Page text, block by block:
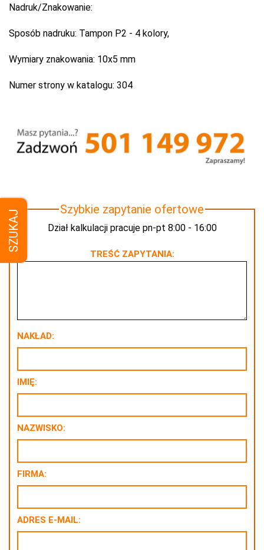
SZUKAJ
Nadruk/Znakowanie:
Sposób nadruku: Tampon P2 - 4 kolory,
Wymiary znakowania: 10x5 mm
Numer strony w katalogu: 304
Szybkie zapytanie ofertowe
Dział kalkulacji pracuje pn-pt 8:00 - 16:00
TREŚĆ ZAPYTANIA:
NAKŁAD:
IMIĘ:
NAZWISKO:
FIRMA:
ADRES E-MAIL: